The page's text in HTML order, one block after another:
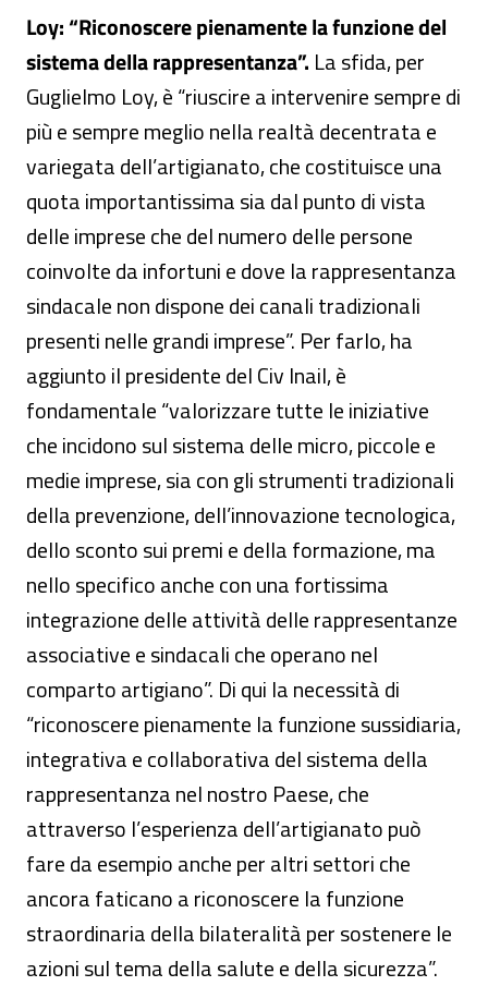
Loy: “Riconoscere pienamente la funzione del
sistema della rappresentanza”. La sfida, per
Guglielmo Loy, è “riuscire a intervenire sempre di
più e sempre meglio nella realtà decentrata e
variegata dell’artigianato, che costituisce una
quota importantissima sia dal punto di vista
delle imprese che del numero delle persone
coinvolte da infortuni e dove la rappresentanza
sindacale non dispone dei canali tradizionali
presenti nelle grandi imprese”. Per farlo, ha
aggiunto il presidente del Civ Inail, è
fondamentale “valorizzare tutte le iniziative
che incidono sul sistema delle micro, piccole e
medie imprese, sia con gli strumenti tradizionali
della prevenzione, dell’innovazione tecnologica,
dello sconto sui premi e della formazione, ma
nello specifico anche con una fortissima
integrazione delle attività delle rappresentanze
associative e sindacali che operano nel
comparto artigiano”. Di qui la necessità di
“riconoscere pienamente la funzione sussidiaria,
integrativa e collaborativa del sistema della
rappresentanza nel nostro Paese, che
attraverso l’esperienza dell’artigianato può
fare da esempio anche per altri settori che
ancora faticano a riconoscere la funzione
straordinaria della bilateralità per sostenere le
azioni sul tema della salute e della sicurezza”.